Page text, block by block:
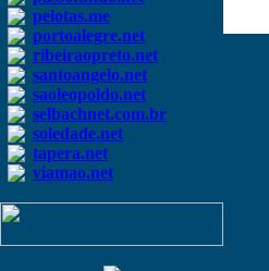
pelotas.me
portoalegre.net
ribeiraopreto.net
santoangelo.net
saoleopoldo.net
selbachnet.com.br
soledade.net
tapera.net
viamao.net